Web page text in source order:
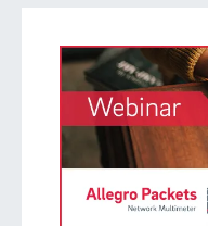
Produkt-Handbuch
Training